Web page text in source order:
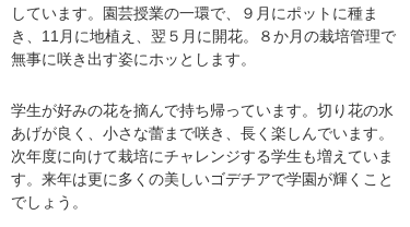
しています。園芸授業の一環で、９月にポットに種ま
き、11月に地植え、翌５月に開花。８か月の栽培管理で
無事に咲き出す姿にホッとします。
学生が好みの花を摘んで持ち帰っています。切り花の水
あげが良く、小さな蕾まで咲き、長く楽しんでいます。
次年度に向けて栽培にチャレンジする学生も増えていま
す。来年は更に多くの美しいゴデチアで学園が輝くこと
でしょう。